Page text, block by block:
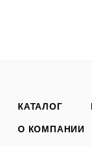
КАТАЛОГ
О КОМПАНИИ